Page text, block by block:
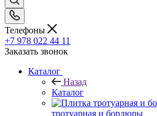
Телефоны
+7 978 022 44 11
Заказать звонок
Каталог
Назад
Каталог
тротуарная и бордюры